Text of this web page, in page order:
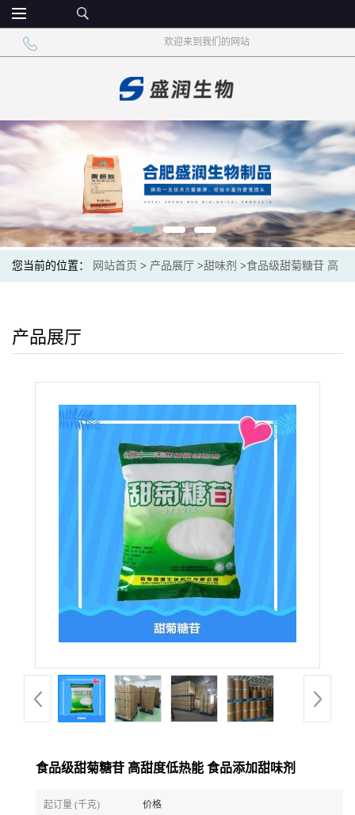
欢迎来到我们的网站
您当前的位置： 网站首页 > 产品展厅 >甜味剂 >食品级甜菊糖苷 高
产品展厅
食品级甜菊糖苷 高甜度低热能 食品添加甜味剂
起订量 (千克) 价格